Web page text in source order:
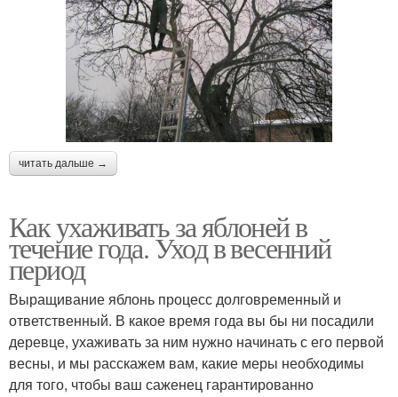
читать дальше →
Как ухаживать за яблоней в
течение года. Уход в весенний
период
Выращивание яблонь процесс долговременный и
ответственный. В какое время года вы бы ни посадили
деревце, ухаживать за ним нужно начинать с его первой
весны, и мы расскажем вам, какие меры необходимы
для того, чтобы ваш саженец гарантированно